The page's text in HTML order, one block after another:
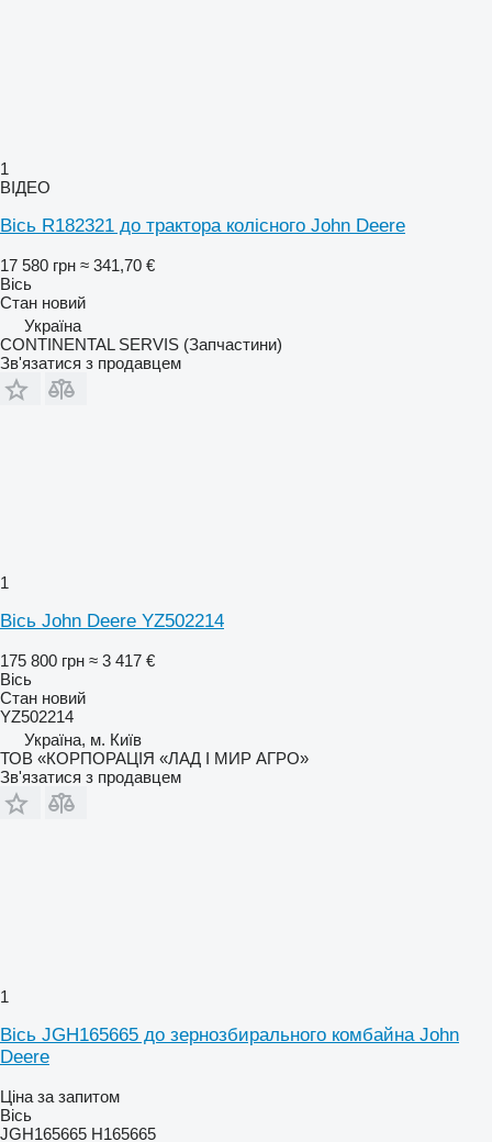
1
ВІДЕО
Вісь R182321 до трактора колісного John Deere
17 580 грн ≈ 341,70 €
Вісь
Стан новий
Україна
CONTINENTAL SERVIS (Запчастини)
Зв'язатися з продавцем
1
Вісь John Deere YZ502214
175 800 грн ≈ 3 417 €
Вісь
Стан новий
YZ502214
Україна, м. Київ
ТОВ «КОРПОРАЦІЯ «ЛАД І МИР АГРО»
Зв'язатися з продавцем
1
Вісь JGH165665 до зернозбирального комбайна John
Deere
Ціна за запитом
Вісь
JGH165665 H165665